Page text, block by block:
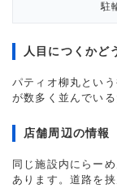
駐
人目につくかど
パティオ柳丸とい
が数多く並んでい
店舗周辺の情報
同じ施設内にらー
あります。道路を